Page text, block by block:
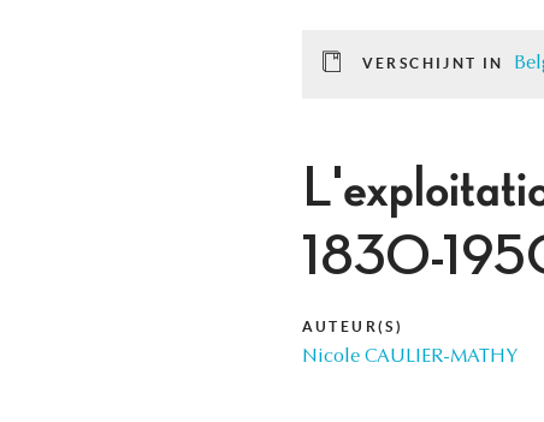
VERSCHIJNT IN
1830-
AUTEUR(S)
Nicole CAULIER-MATHY